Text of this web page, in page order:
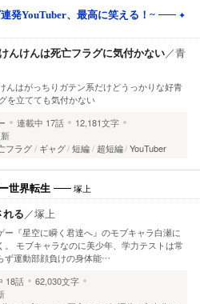
発YouTuber、最高に笑える！~
✦
んけんは死亡フラグに気付かない／青
んはがっちりガテン系だけどうっかりな好青
を立てても気付かない
連載中 17話
12,181文字
フラグ ギャグ 短編 超短編 YouTuber
世界転生 塚上
る／塚上
ー『星空に瞬く君達へ』のモブキャラ白瀬に
。 モブキャラなのに美少年、学力テストは常
ず運動部顔負けの身体能…
18話
62,030文字